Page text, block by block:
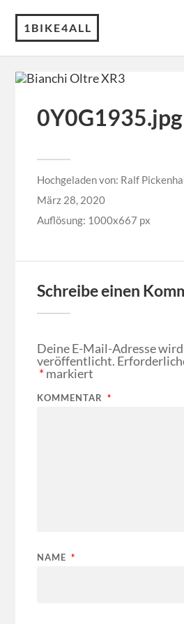
1BIKE4ALL
0Y0G1935.jpg
Hochgeladen von: Ralf
März 28, 2020
Auflösung: 1000x667 px
Schreibe einen
Deine E-Mail-Adresse
veröffentlicht.
*markiert
KOMMENTAR *
NAME *